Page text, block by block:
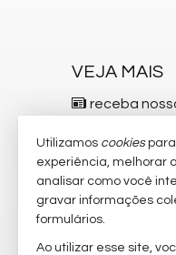
VEJA MAIS
receba
indicadores
cadastre
imóveis
mapa de
Utilizamos cookiespara
experiência, melhorar
analisar como você
gravar informações
formulários.
Ao utilizar esse site,